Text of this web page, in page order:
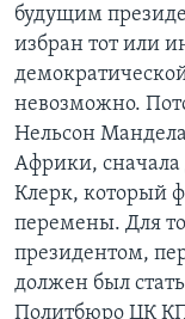
будущим
избран тот или
невозможно.
Нельсон
Африки,
Клерк, который
перемены. Для
президентом,
должен был
Политбюро ЦК